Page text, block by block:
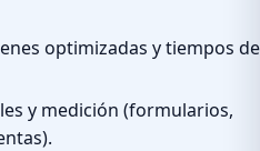
optimizadas y tiempos de
y medición (formularios,